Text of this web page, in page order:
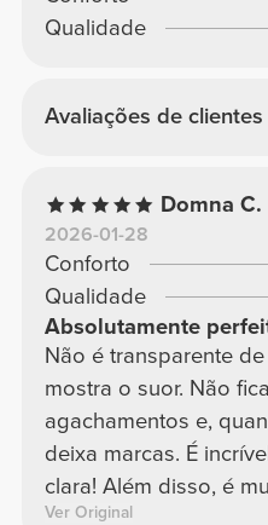
Qualidade
Avaliações de clientes
Domna C.
2026-01-28
Conforto
Qualidade
Absolutamente
Não é transparente
mostra o suor. Não
agachamentos e,
deixa marcas. É
clara! Além disso, é
Ver Original